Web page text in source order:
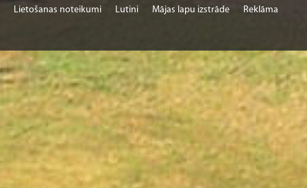
Lietošanas noteikumi Lutini Mājas lapu izstrāde Reklāma